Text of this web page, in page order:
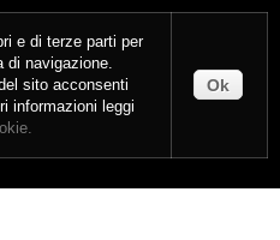
e di terze parti per
di navigazione.
sito acconsenti
informazioni leggi
Ok